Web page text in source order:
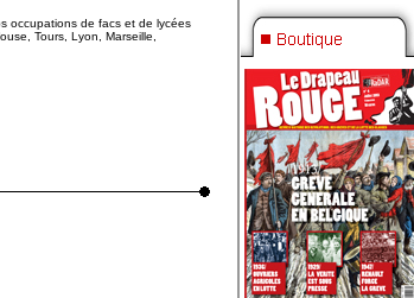
occupations de facs et de lycées
Tours, Lyon, Marseille,